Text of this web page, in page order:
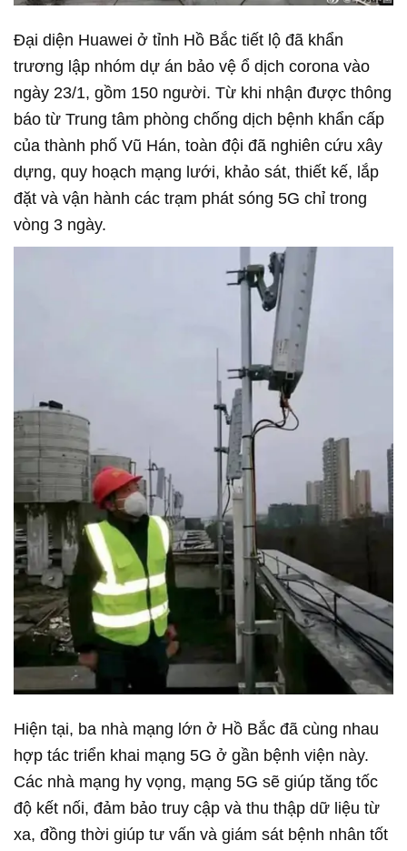
Đại diện Huawei ở tỉnh Hồ Bắc tiết lộ đã khẩn
trương lập nhóm dự án bảo vệ ổ dịch corona vào
ngày 23/1, gồm 150 người. Từ khi nhận được thông
báo từ Trung tâm phòng chống dịch bệnh khẩn cấp
của thành phố Vũ Hán, toàn đội đã nghiên cứu xây
dựng, quy hoạch mạng lưới, khảo sát, thiết kế, lắp
đặt và vận hành các trạm phát sóng 5G chỉ trong
vòng 3 ngày.
Hiện tại, ba nhà mạng lớn ở Hồ Bắc đã cùng nhau
hợp tác triển khai mạng 5G ở gần bệnh viện này.
Các nhà mạng hy vọng, mạng 5G sẽ giúp tăng tốc
độ kết nối, đảm bảo truy cập và thu thập dữ liệu từ
xa, đồng thời giúp tư vấn và giám sát bệnh nhân tốt